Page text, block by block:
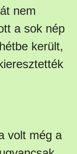
nem
a sok nép
került,
volt még a